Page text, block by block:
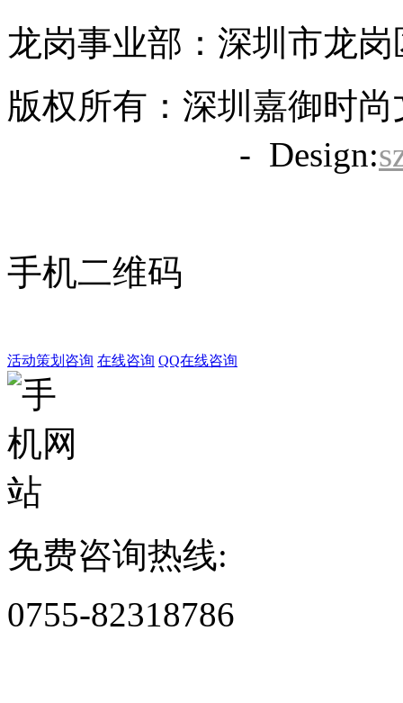
龙岗事业部：深圳市龙
版权所有：深圳嘉御时
- Design:
手机二维码
活动策划咨询 在线咨询 QQ在线咨询
免费咨询热线:
0755-82318786